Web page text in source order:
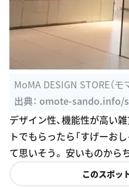
MoMA DESIGN STORE（
道/インテリア ...
出典： omote-sando.info/
デザイン性、機能性が高い
トでもらったら「すげーお
て思いそう。 安いものから
このスポッ